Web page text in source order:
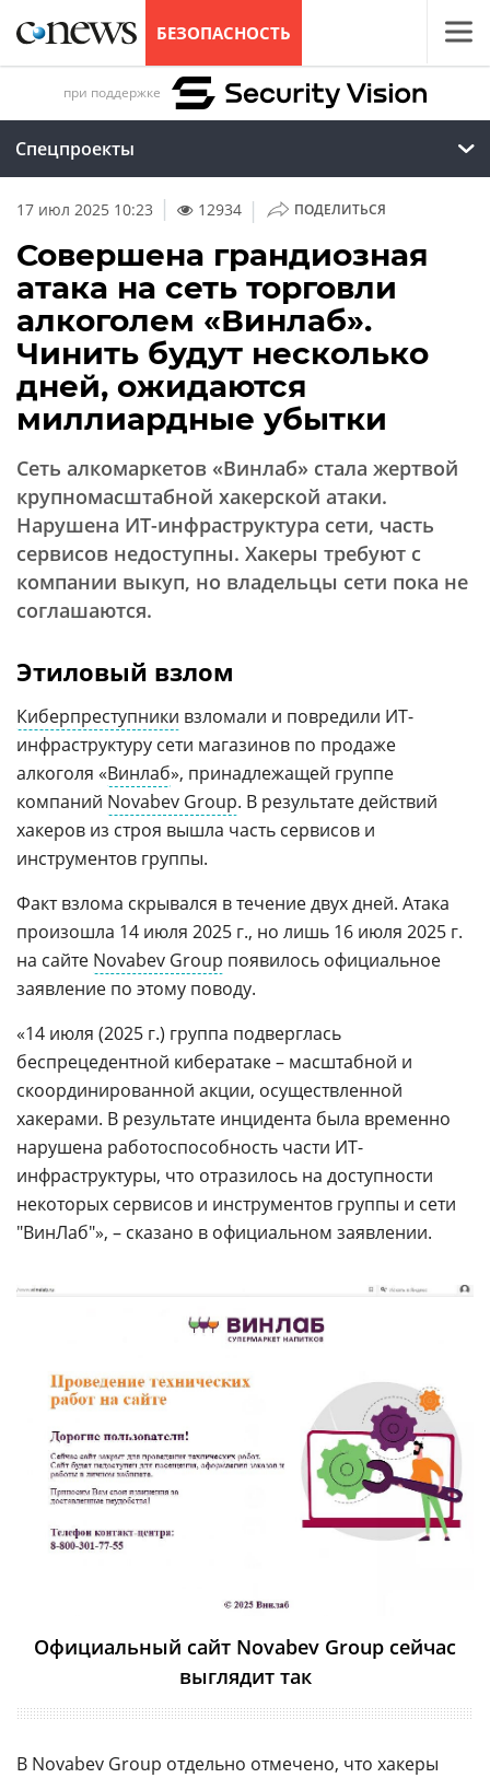
БЕЗОПАСНОСТЬ
при поддержке
Спецпроекты
17 июл 2025 10:23 12934 | ПОДЕЛИТЬСЯ
Совершена грандиозная
атака на сеть торговли
алкоголем «Винлаб».
Чинить будут несколько
дней, ожидаются
миллиардные убытки
Сеть алкомаркетов «Винлаб» стала жертвой
крупномасштабной хакерской атаки.
Нарушена ИТ-инфраструктура сети, часть
сервисов недоступны. Хакеры требуют с
компании выкуп, но владельцы сети пока не
соглашаются.
Этиловый взлом
Киберпреступники взломали и повредили ИТ-
инфраструктуру сети магазинов по продаже
алкоголя «Винлаб», принадлежащей группе
компаний Novabev Group. В результате действий
хакеров из строя вышла часть сервисов и
инструментов группы.
Факт взлома скрывался в течение двух дней. Атака
произошла 14 июля 2025 г., но лишь 16 июля 2025 г.
на сайте Novabev Group появилось официальное
заявление по этому поводу.
«14 июля (2025 г.) группа подверглась
беспрецедентной кибератаке – масштабной и
скоординированной акции, осуществленной
хакерами. В результате инцидента была временно
нарушена работоспособность части ИТ-
инфраструктуры, что отразилось на доступности
некоторых сервисов и инструментов группы и сети
"ВинЛаб"», – сказано в официальном заявлении.
Официальный сайт Novabev Group сейчас
выглядит так
В Novabev Group отдельно отмечено, что хакеры